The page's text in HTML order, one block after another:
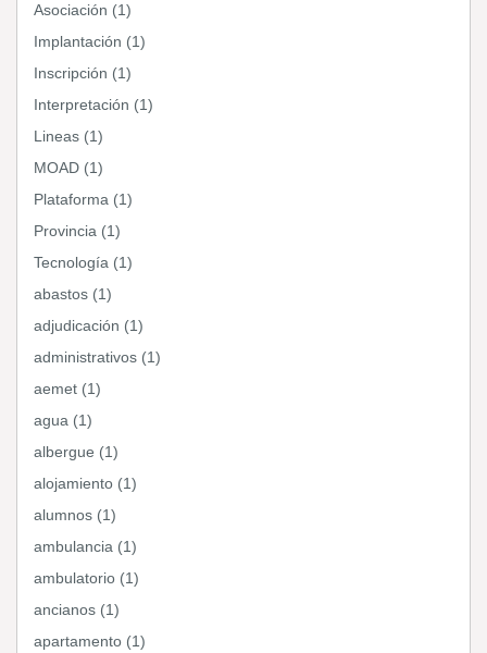
Asociación (1)
Implantación (1)
Inscripción (1)
Interpretación (1)
Lineas (1)
MOAD (1)
Plataforma (1)
Provincia (1)
Tecnología (1)
abastos (1)
adjudicación (1)
administrativos (1)
aemet (1)
agua (1)
albergue (1)
alojamiento (1)
alumnos (1)
ambulancia (1)
ambulatorio (1)
ancianos (1)
apartamento (1)